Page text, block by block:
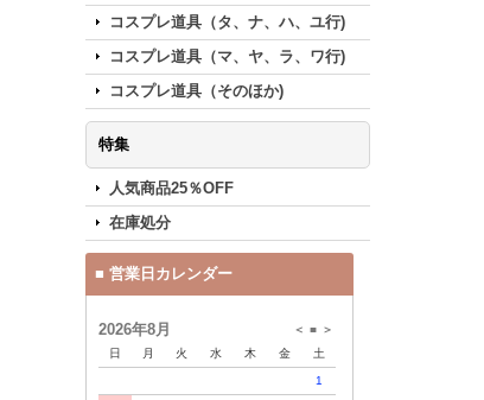
コスプレ道具（タ、ナ、ハ、ユ行)
コスプレ道具（マ、ヤ、ラ、ワ行)
コスプレ道具（そのほか)
特集
人気商品25％OFF
在庫処分
■ 営業日カレンダー
＞
■
＜
2026年8月
日 月 火 水 木 金 土
1